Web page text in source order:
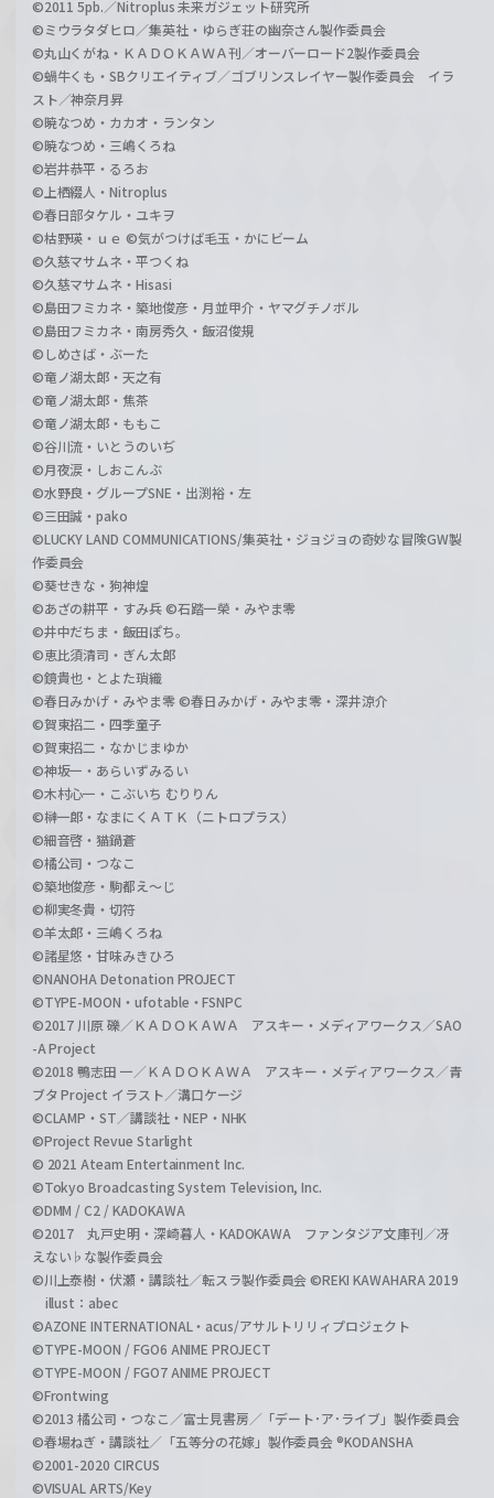
©2011 5pb.／Nitroplus 未来ガジェット研究所
©ミウラタダヒロ／集英社・ゆらぎ荘の幽奈さん製作委員会
©丸山くがね・ＫＡＤＯＫＡＷＡ刊／オーバーロード2製作委員会
©蝸牛くも・SBクリエイティブ／ゴブリンスレイヤー製作委員会 イラ
スト／神奈月昇
©暁なつめ・カカオ・ランタン
©暁なつめ・三嶋くろね
©岩井恭平・るろお
©上栖綴人・Nitroplus
©春日部タケル・ユキヲ
©枯野瑛・ｕｅ ©気がつけば毛玉・かにビーム
©久慈マサムネ・平つくね
©久慈マサムネ・Hisasi
©島田フミカネ・築地俊彦・月並甲介・ヤマグチノボル
©島田フミカネ・南房秀久・飯沼俊規
©しめさば・ぶーた
©竜ノ湖太郎・天之有
©竜ノ湖太郎・焦茶
©竜ノ湖太郎・ももこ
©谷川流・いとうのいぢ
©月夜涙・しおこんぶ
©水野良・グループSNE・出渕裕・左
©三田誠・pako
©LUCKY LAND COMMUNICATIONS/集英社・ジョジョの奇妙な冒険GW製
作委員会
©葵せきな・狗神煌
©あざの耕平・すみ兵 ©石踏一榮・みやま零
©井中だちま・飯田ぽち。
©恵比須清司・ぎん太郎
©鏡貴也・とよた瑣織
©春日みかげ・みやま零 ©春日みかげ・みやま零・深井涼介
©賀東招二・四季童子
©賀東招二・なかじまゆか
©神坂一・あらいずみるい
©木村心一・こぶいち むりりん
©榊一郎・なまにくＡＴＫ（ニトロプラス）
©細音啓・猫鍋蒼
©橘公司・つなこ
©築地俊彦・駒都え～じ
©柳実冬貴・切符
©羊太郎・三嶋くろね
©諸星悠・甘味みきひろ
©NANOHA Detonation PROJECT
©TYPE-MOON・ufotable・FSNPC
©2017 川原 礫／ＫＡＤＯＫＡＷＡ アスキー・メディアワークス／SAO
-A Project
©2018 鴨志田 一／ＫＡＤＯＫＡＷＡ アスキー・メディアワークス／青
ブタ Project イラスト／溝口ケージ
©CLAMP・ST／講談社・NEP・NHK
©Project Revue Starlight
© 2021 Ateam Entertainment Inc.
©Tokyo Broadcasting System Television, Inc.
©DMM / C2 / KADOKAWA
©2017 丸戸史明・深崎暮人・KADOKAWA ファンタジア文庫刊／冴
えない♭な製作委員会
©川上泰樹・伏瀬・講談社／転スラ製作委員会 ©REKI KAWAHARA 2019
illust：abec
©AZONE INTERNATIONAL・acus/アサルトリリィプロジェクト
©TYPE-MOON / FGO6 ANIME PROJECT
©TYPE-MOON / FGO7 ANIME PROJECT
©Frontwing
©2013 橘公司・つなこ／富士見書房／「デート･ア･ライブ」製作委員会
©春場ねぎ・講談社／「五等分の花嫁」製作委員会 ®KODANSHA
©2001-2020 CIRCUS
©VISUAL ARTS/Key